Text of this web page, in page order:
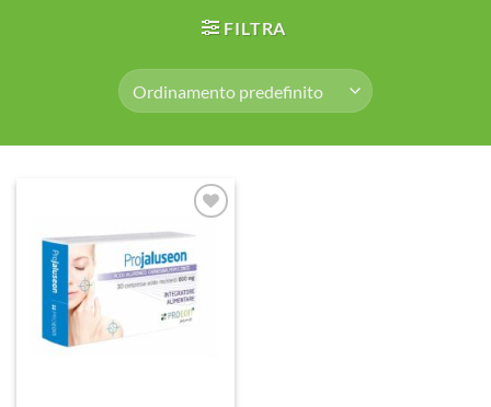
FILTRA
Aggiungi
alla lista
dei
desideri